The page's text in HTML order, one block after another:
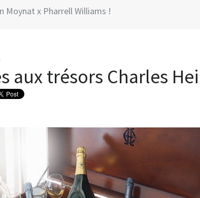
Moynat x Pharrell Williams !
aux trésors Charles